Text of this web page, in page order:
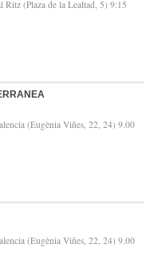
(Plaza de la Lealtad, 5) 9:15
(Eugènia Viñes, 22, 24) 9.00
(Eugènia Viñes, 22, 24) 9.00